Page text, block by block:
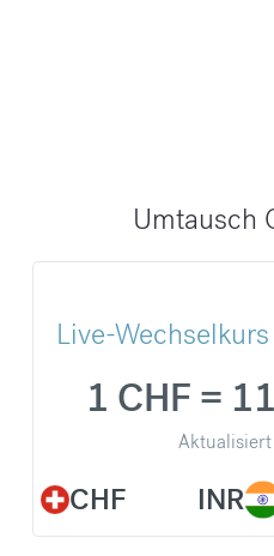
Umtausch
Live-
CHF
1 CHF =
Aktualisiert
INR